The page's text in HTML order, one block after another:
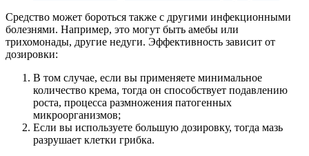
Средство может бороться также с другими инфекционными
болезнями. Например, это могут быть амебы или
трихомонады, другие недуги. Эффективность зависит от
дозировки:
В том случае, если вы применяете минимальное
количество крема, тогда он способствует подавлению
роста, процесса размножения патогенных
микроорганизмов;
Если вы используете большую дозировку, тогда мазь
разрушает клетки грибка.